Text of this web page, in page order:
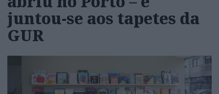
juntou-se aos tapetes da
GUR